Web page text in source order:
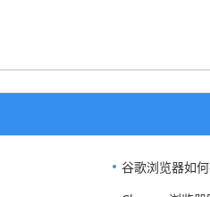
谷歌浏览器如